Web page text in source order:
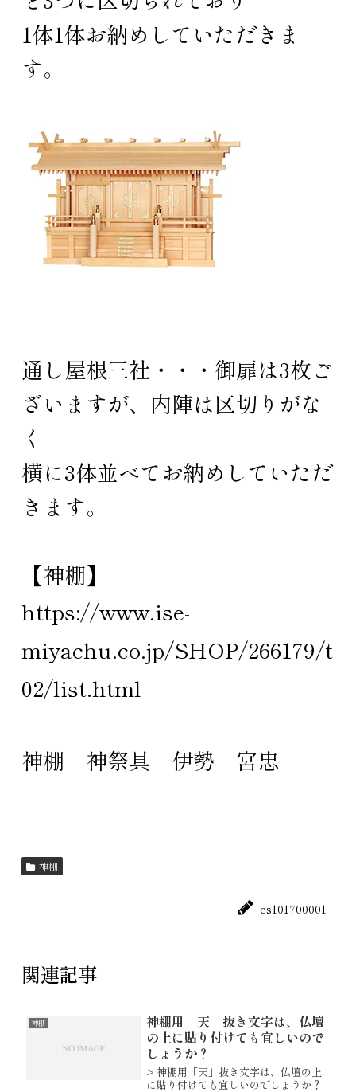
1体1体お納めしていただきま
す。
通し屋根三社・・・御扉は3枚ご
ざいますが、内陣は区切りがな
く
横に3体並べてお納めしていただ
きます。
【神棚】
https://www.ise-
miyachu.co.jp/SHOP/266179/t
02/list.html
神棚 神祭具 伊勢 宮忠
神棚
cs101700001
関連記事
神棚
神棚用「天」抜き文字は、仏壇
の上に貼り付けても宜しいので
しょうか？
> 神棚用「天」抜き文字は、仏壇の上
に貼り付けても宜しいのでしょうか？